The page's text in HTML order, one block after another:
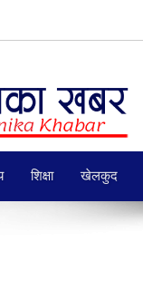
शिक्षा खेलकुद